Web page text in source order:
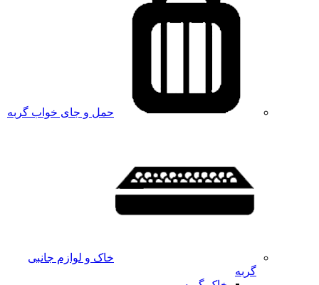
حمل و جای خواب گربه
خاک و لوازم جانبی
گربه